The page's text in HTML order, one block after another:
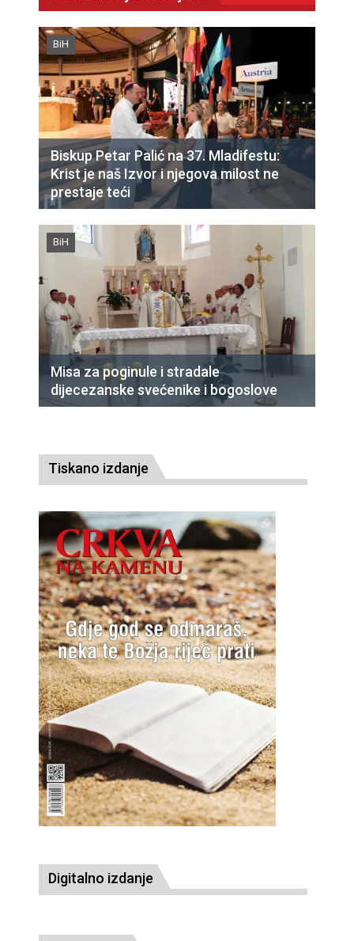
BiH
Biskup Petar Palić na 37. Mladifestu:
Krist je naš Izvor i njegova milost ne
prestaje teći
BiH
Misa za poginule i stradale
dijecezanske svećenike i bogoslove
Tiskano izdanje
Digitalno izdanje